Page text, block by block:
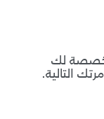
لك
التالية.